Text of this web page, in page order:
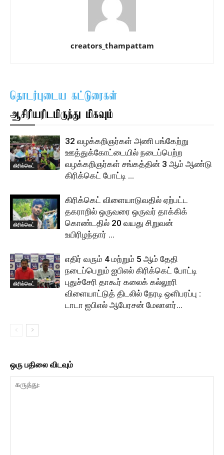
creators_thampattam
தொடர்புடைய கட்டுரைகள்
ஆசிரியரிடமிருந்து மிகவும்
கிரிக்கெட்
32 வழக்கறிஞர்கள் அணி பங்கேற்று
ஊத்துக்கோட்டையில் நடைப்பெற்ற
வழக்கறிஞர்கள் சங்கத்தின் 3 ஆம் ஆண்டு
கிரிக்கெட் போட்டி …
கிரிக்கெட்
கிரிக்கெட் விளையாடுவதில் ஏற்பட்ட
தகராறில் ஒருவரை ஒருவர் தாக்கிக்
கொண்டதில் 20 வயது சிறுவன்
உயிரிழந்தார் …
கிரிக்கெட்
எதிர் வரும் 4 மற்றும் 5 ஆம் தேதி
நடைப்பெறும் ஐபிஎல் கிரிக்கெட் போட்டி
புதுச்சேரி தாகூர் கலைக் கல்லூரி
விளையாட்டுத் திடலில் நேரடி ஒளிபரப்பு :
டாடா ஐபிஎல் ஆபேரசன் மேலாளர்...
ஒரு பதிலை விடவும்